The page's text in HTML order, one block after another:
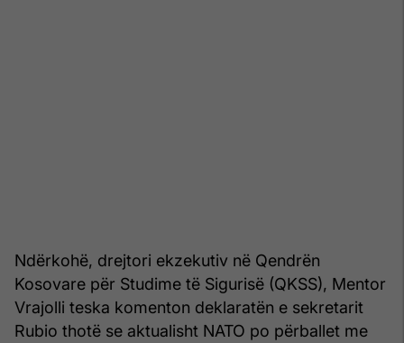
Ndërkohë, drejtori ekzekutiv në Qendrën
Kosovare për Studime të Sigurisë (QKSS), Mentor
Vrajolli teska komenton deklaratën e sekretarit
Rubio thotë se aktualisht NATO po përballet me